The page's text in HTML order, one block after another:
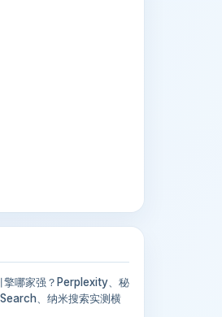
哪家强？Perplexity、秘
、纳米搜索实测横